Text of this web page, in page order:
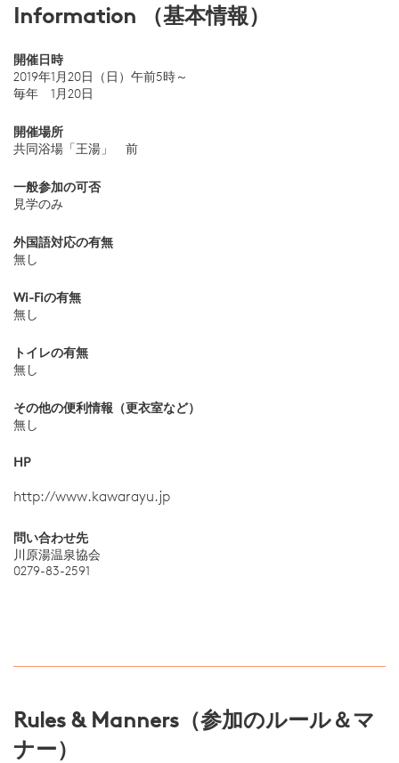
Information （基本情報）
開催日時
2019年1月20日（日）午前5時～
毎年 1月20日
開催場所
共同浴場「王湯」 前
一般参加の可否
見学のみ
外国語対応の有無
無し
Wi-Fiの有無
無し
トイレの有無
無し
その他の便利情報（更衣室など）
無し
HP
http://www.kawarayu.jp
問い合わせ先
川原湯温泉協会
0279-83-2591
Rules & Manners（参加のルール＆マ
ナー）